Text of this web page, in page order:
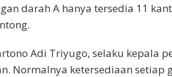
darah A hanya tersedia 11
Adi Triyugo, selaku kepala
Normalnya ketersediaan